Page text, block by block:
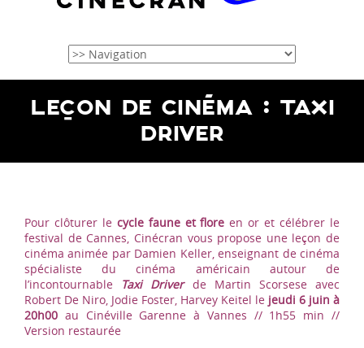
LEÇON DE CINÉMA : TAXI
DRIVER
Pour clôturer le cycle faune et flore en or et célébrer le
festival de Cannes, Cinécran vous propose une leçon de
cinéma animée par Damien Keller, enseignant de cinéma
spécialiste du cinéma américain autour de
l’incontournable Taxi Driverde Martin Scorsese avec
Robert De Niro, Jodie Foster, Harvey Keitel le jeudi 6 juin à
20h00 au Cinéville Garenne à Vannes // 1h55 min //
Version restaurée